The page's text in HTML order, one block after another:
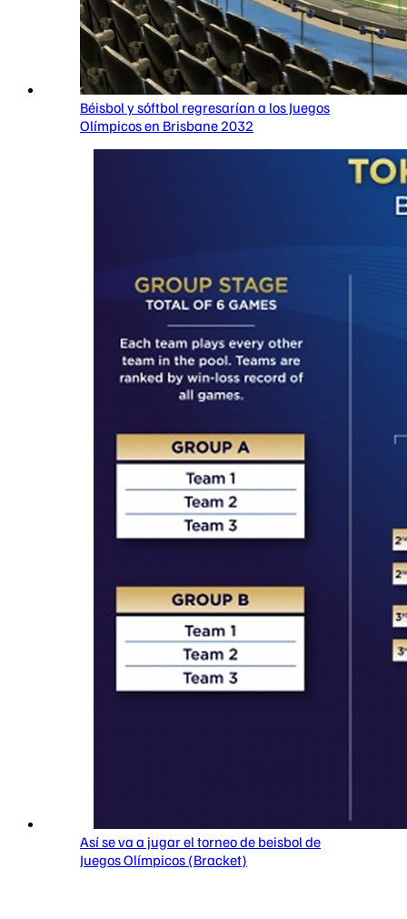
Béisbol y sóftbol regresarían a los Juegos
Olímpicos en Brisbane 2032
Así se va a jugar el torneo de beisbol de
Juegos Olímpicos (Bracket)